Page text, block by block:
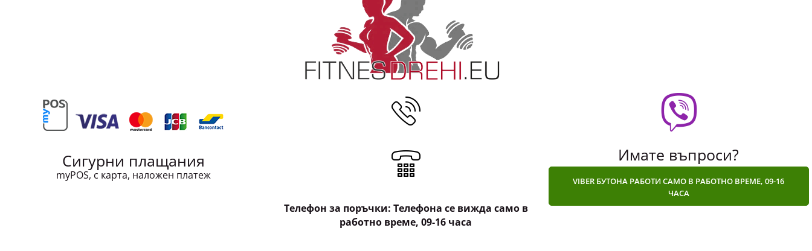
Безшевен къс клин с
висока талия Curve
14.32 € (28.00 лв)
Дамски безшевен къс клин с висока талия от
серията Curve на MP - дамск..
Сигурни плащания
myPOS, с карта, наложен платеж
Телефон за поръчки: Телефона се вижда само в
работно време, 09-16 часа
Имате въпроси?
VIBER БУТОНА РАБОТИ САМО В РАБОТНО ВРЕМЕ, 09-16
ЧАСА